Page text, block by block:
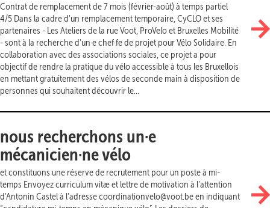
Contrat de remplacement de 7 mois (février-août) à temps partiel
4/5 Dans la cadre d'un remplacement temporaire, CyCLO et ses
partenaires - Les Ateliers de la rue Voot, ProVelo et Bruxelles Mobilité
- sont à la recherche d'un·e chef·fe de projet pour Vélo Solidaire. En
collaboration avec des associations sociales, ce projet a pour
objectif de rendre la pratique du vélo accessible à tous les Bruxellois
en mettant gratuitement des vélos de seconde main à disposition de
personnes qui souhaitent découvrir le...
nous recherchons un·e
mécanicien·ne vélo
et constituons une réserve de recrutement pour un poste à mi-
temps Envoyez curriculum vitæ et lettre de motivation à l’attention
d'Antonin Castel à l’adresse coordinationvelo@voot.be en indiquant